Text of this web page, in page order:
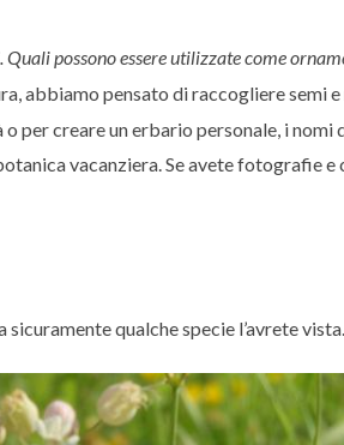
possono essere utilizzate come
abbiamo pensato di raccogliere semi
per creare un erbario personale, i
vacanziera. Se avete fotografie
qualche specie l’avrete